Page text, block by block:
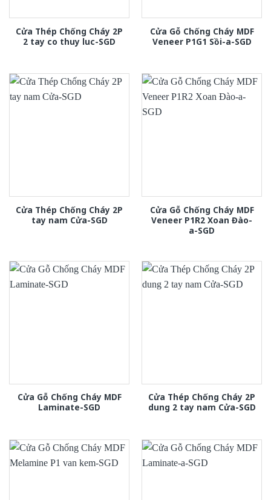
Cửa Thép Chống Cháy 2P
2 tay co thuy luc-SGD
Cửa Gỗ Chống Cháy MDF
Veneer P1G1 Sồi-a-SGD
Cửa Thép Chống Cháy 2P
tay nam Cửa-SGD
Cửa Gỗ Chống Cháy MDF
Veneer P1R2 Xoan Đào-
a-SGD
Cửa Gỗ Chống Cháy MDF
Laminate-SGD
Cửa Thép Chống Cháy 2P
dung 2 tay nam Cửa-SGD